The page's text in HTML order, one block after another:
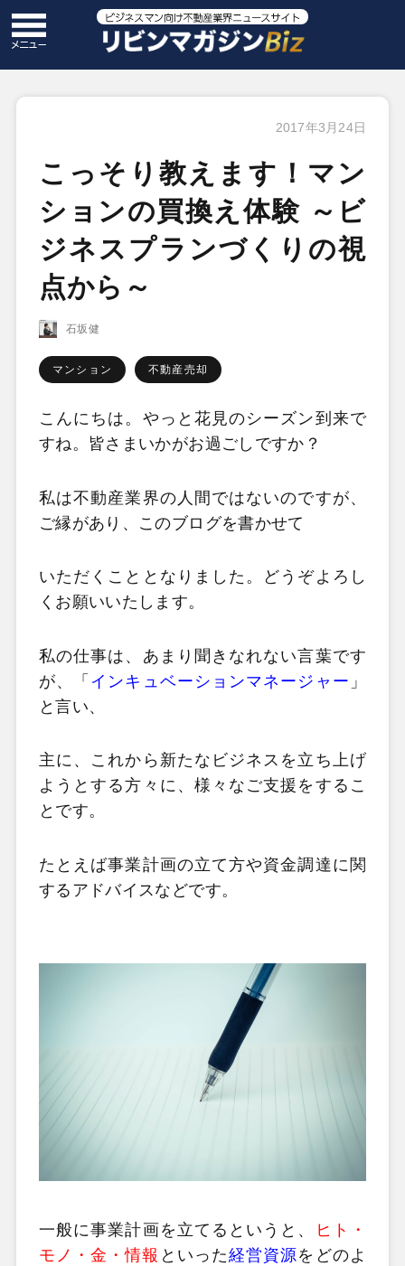
2017年3月24日
こっそり教えます！マン
ションの買換え体験 ～ビ
ジネスプランづくりの視
点から～
石坂健
マンション 不動産売却
こんにちは。やっと花見のシーズン到来で
すね。皆さまいかがお過ごしですか？
私は不動産業界の人間ではないのですが、
ご縁があり、このブログを書かせて
いただくこととなりました。どうぞよろし
くお願いいたします。
私の仕事は、あまり聞きなれない言葉です
が、「 インキュベーションマネージャー 」
と言い、
主に、これから新たなビジネスを立ち上げ
ようとする方々に、様々なご支援をするこ
とです。
たとえば事業計画の立て方や資金調達に関
するアドバイスなどです。
一般に事業計画を立てるというと、
ヒト・
モノ・金・情報 といった経営資源をどのよ